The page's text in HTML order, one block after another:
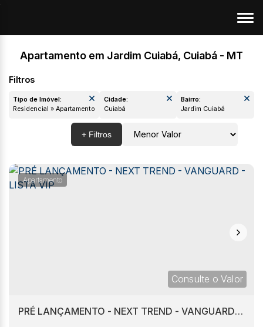
Apartamento em Jardim Cuiabá, Cuiabá - MT
Tipo de Imóvel:
Residencial » Apartamento
Cidade:
Bairro:
Apartamento
Consulte o Valor
PRÉ LANÇAMENTO - NEXT TREND - VANGUARD -